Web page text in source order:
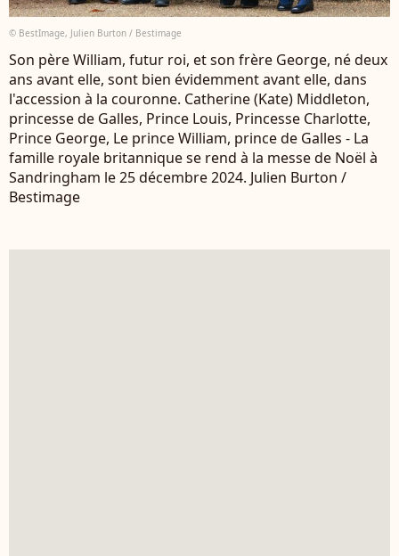
© BestImage, Julien Burton / Bestimage
Son père William, futur roi, et son frère George, né deux
ans avant elle, sont bien évidemment avant elle, dans
l'accession à la couronne. Catherine (Kate) Middleton,
princesse de Galles, Prince Louis, Princesse Charlotte,
Prince George, Le prince William, prince de Galles - La
famille royale britannique se rend à la messe de Noël à
Sandringham le 25 décembre 2024. Julien Burton /
Bestimage